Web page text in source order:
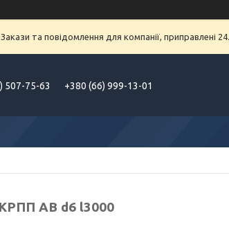
та повідомлення для компанії, приправлені
507-75-63 +380 (66) 999-13-01
АВ d6 l3000